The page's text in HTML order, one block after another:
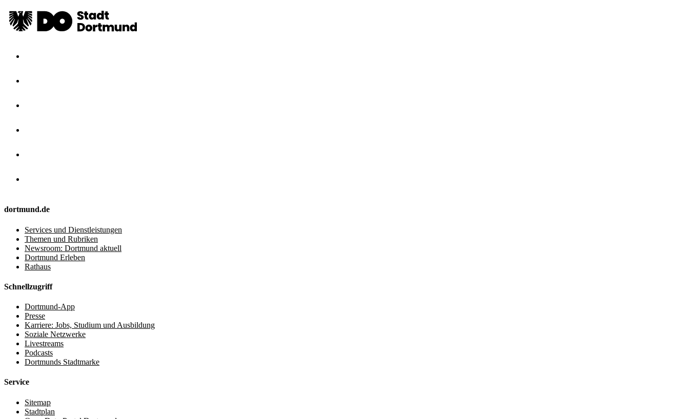
dortmund.de
Services und Dienstleistungen
Themen und Rubriken
Newsroom: Dortmund aktuell
Dortmund Erleben
Rathaus
Schnellzugriff
Dortmund-App
Presse
Karriere: Jobs, Studium und Ausbildung
Soziale Netzwerke
Livestreams
Podcasts
Dortmunds Stadtmarke
Service
Sitemap
Stadtplan